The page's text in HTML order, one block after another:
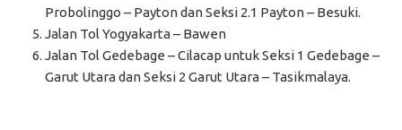
Probolinggo – Payton dan Seksi 2.1 Payton – Besuki.
Jalan Tol Yogyakarta – Bawen
Jalan Tol Gedebage – Cilacap untuk Seksi 1 Gedebage –
Garut Utara dan Seksi 2 Garut Utara – Tasikmalaya.